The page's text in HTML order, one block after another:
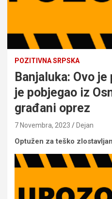
POZITIVNA SRPSKA
Banjaluka: Ovo
je pobjegao iz
građani oprez
7 Novembra, 2023 Dejan
Optužen za teško